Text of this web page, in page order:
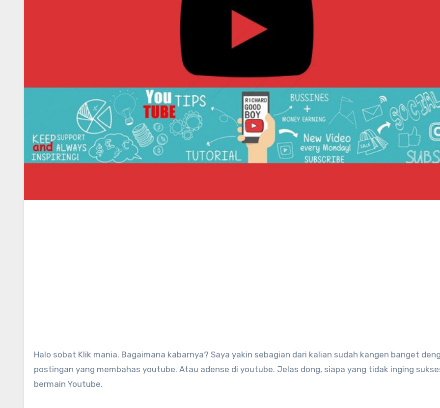
Halo sobat Klik mania. Bagaimana kabarnya? Saya yakin sebagian dari kalian sudah kangen banget dengan
postingan yang membahas youtube. Atau adense di youtube. Jelas dong, siapa yang tidak inging
bermain Youtube.